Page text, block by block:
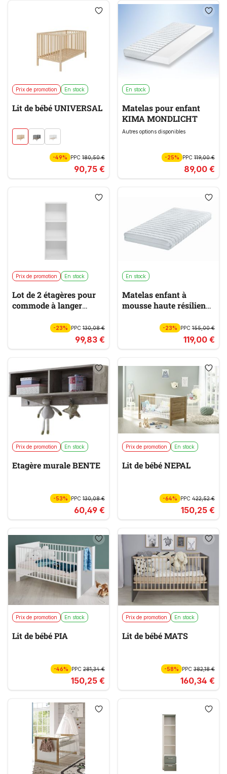
Prix de promotion En stock
Lit de bébé UNIVERSAL
-49% PPC 180,50 €
90,75 €
En stock
Matelas pour enfant
KIMA MONDLICHT
Autres options disponibles
-25% PPC119,00 €
89,00 €
Prix de promotion En stock
Lot de 2 étagères pour
commode à langer
-23% PPC 130,08 €
99,83 €
En stock
Matelas enfant à
mousse haute résilience
-23% PPC155,00 €
119,00 €
Prix de promotion En stock
Etagère murale BENTE
-53% PPC 130,08 €
60,49 €
Prix de promotion En stock
Lit de bébé NEPAL
-64% PPC422,52 €
150,25 €
Prix de promotion En stock
Lit de bébé PIA
-46% PPC 281,34 €
150,25 €
Prix de promotion En stock
Lit de bébé MATS
-58% PPC382,18 €
160,34 €